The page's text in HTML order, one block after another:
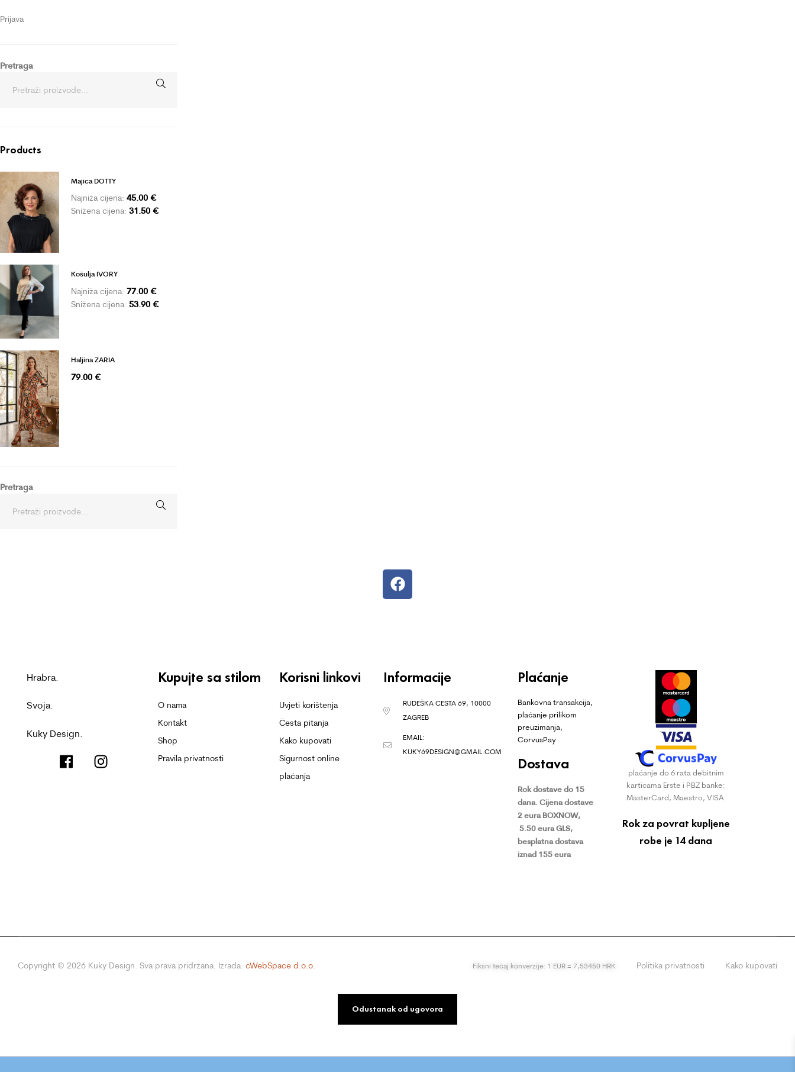
Prijava
Pretraga
Products
Majica DOTTY
Najniža cijena: 45.00 €
Snižena cijena: 31.50 €
Košulja IVORY
Najniža cijena: 77.00 €
Snižena cijena: 53.90 €
Haljina ZARIA
79.00 €
Pretraga
Hrabra.
Svoja.
Kuky Design.
Kupujte sa stilom
O nama
Kontakt
Shop
Pravila privatnosti
Korisni linkovi
Uvjeti korištenja
Česta pitanja
Kako kupovati
Sigurnost online
plaćanja
Informacije
RUDEŠKA CESTA 69, 10000
ZAGREB
EMAIL:
KUKY69DESIGN@GMAIL.COM
Plaćanje
Bankovna transakcija,
plaćanje prilikom
preuzimanja,
CorvusPay
Dostava
Rok dostave do 15
dana. Cijena dostave
2 eura BOXNOW,
5.50 eura GLS,
besplatna dostava
iznad 155 eura
plaćanje do 6 rata debitnim
karticama Erste i PBZ banke:
MasterCard, Maestro, VISA
Rok za povrat kupljene
robe je 14 dana
Copyright © 2026 Kuky Design. Sva prava pridržana. Izrada: cWebSpace d.o.o. Fiksni tečaj konverzije: 1 EUR = 7,53450 HRK Politika privatnosti Kako kupovati
Odustanak od ugovora